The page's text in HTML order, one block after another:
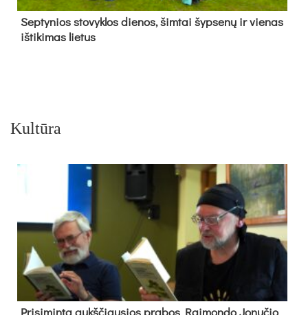
Sep­ty­nios sto­vyk­los die­nos, šim­tai šyp­se­nų ir vie­nas
iš­ti­ki­mas lie­tus
Kultūra